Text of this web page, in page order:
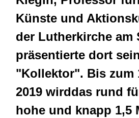
Künste und
der Lutherkirche am
präsentierte dort
"Kollektor". Bis zum
2019 wirddas rund
hohe und knapp 1,5